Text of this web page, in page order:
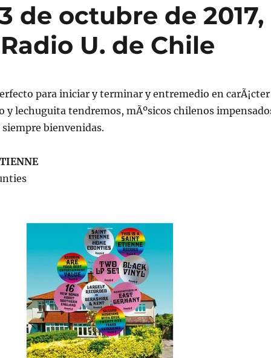
de octubre de 2017,
U. de Chile
para iniciar y terminar y entremedio en carÃ¡cter
y lechuguita tendremos, mÃºsicos chilenos
siempre bienvenidas.